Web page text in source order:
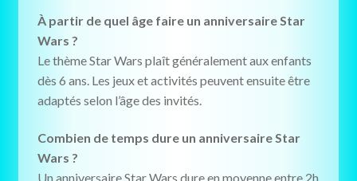
À partir de quel âge faire un anniversaire Star
Wars ?
Le thème Star Wars plaît généralement aux enfants
dès 6 ans. Les jeux et activités peuvent ensuite être
adaptés selon l’âge des invités.
Combien de temps dure un anniversaire Star
Wars ?
Un anniversaire Star Wars dure en moyenne entre 2h